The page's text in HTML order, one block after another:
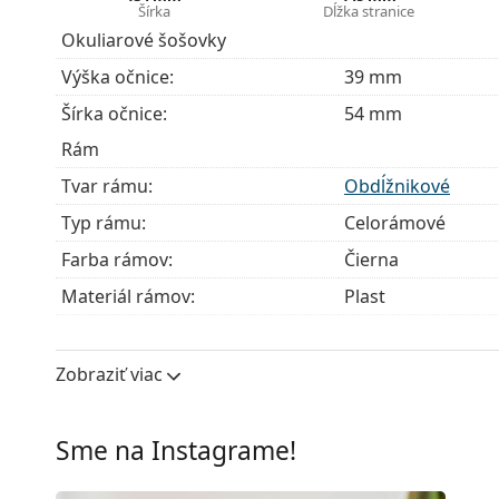
Okuliare dodávame s originálnym puzdrom.
Handrička, ktorá je súčasťou balenia, je ideálna
modely môžu namiesto handričky obsahovať
Ide o zdravotnícku pomôcku. Pred použitím si
Šírka Dĺžka stranice
Okuliarové šošovky
Výška očnice:
39 mm
Šírka očnice:
54 mm
Rám
Tvar rámu:
Obdĺžnikové
Typ rámu:
Celorámové
Farba rámov:
Čierna
Materiál rámov:
Plast
Šírka:
Šírka mostíka:
Zobraziť viac
Sme na Instagrame!